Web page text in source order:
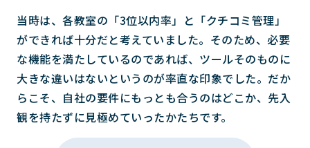
当時は、各教室の「3位以内率」と「クチコミ管理」
ができれば十分だと考えていました。そのため、必要
な機能を満たしているのであれば、ツールそのものに
大きな違いはないというのが率直な印象でした。だか
らこそ、自社の要件にもっとも合うのはどこか、先入
観を持たずに見極めていったかたちです。